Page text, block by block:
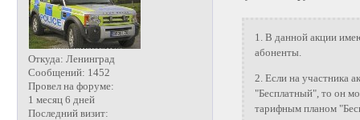
Откуда: Ленинград
Сообщений: 1452
Провел на форуме:
1 месяц 6 дней
Последний визит:
1. В данной акции
абоненты.
2. Если на участника
"Бесплатный", то он
тарифным планом